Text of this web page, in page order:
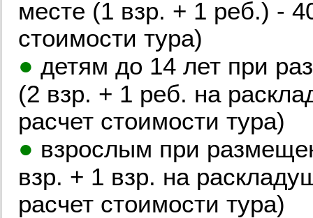
месте (1 взр. + 1 реб.) -
стоимости тура)
● детям до 14 лет при
(2 взр. + 1 реб. на
расчет стоимости тура)
● взрослым при
взр. + 1 взр. на
расчет стоимости тура)